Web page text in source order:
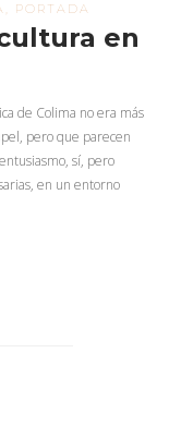
PORTADA
en
de Colima no era más
pero que parecen
sí, pero
en un entorno